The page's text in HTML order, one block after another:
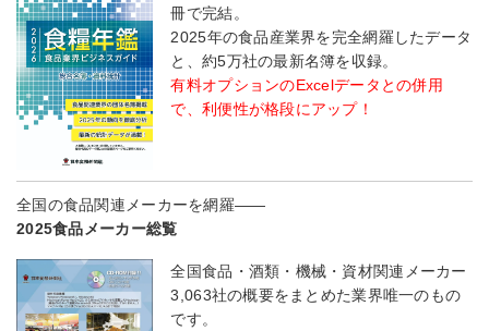
冊で完結。
2025年の食品産業界を完全網羅したデータ
と、約5万社の最新名簿を収録。
有料オプションのExcelデータとの併用
で、利便性が格段にアップ！
全国の食品関連メーカーを網羅――
2025食品メーカー総覧
全国食品・酒類・機械・資材関連メーカー
3,063社の概要をまとめた業界唯一のもの
です。